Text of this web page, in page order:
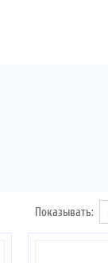
Показывать: